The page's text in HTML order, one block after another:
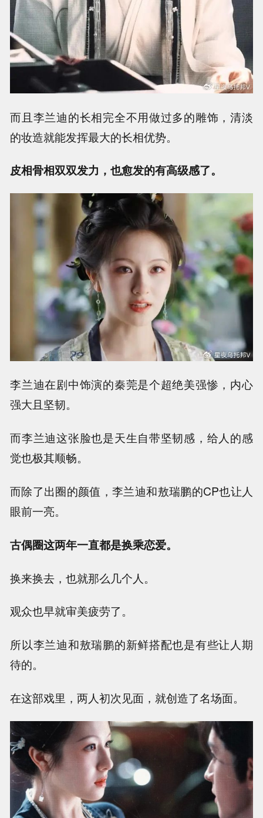
而且李兰迪的长相完全不用做过多的雕饰，清淡
的妆造就能发挥最大的长相优势。
皮相骨相双双发力，也愈发的有高级感了。
李兰迪在剧中饰演的秦莞是个超绝美强惨，内心
强大且坚韧。
而李兰迪这张脸也是天生自带坚韧感，给人的感
觉也极其顺畅。
而除了出圈的颜值，李兰迪和敖瑞鹏的CP也让人
眼前一亮。
古偶圈这两年一直都是换乘恋爱。
换来换去，也就那么几个人。
观众也早就审美疲劳了。
所以李兰迪和敖瑞鹏的新鲜搭配也是有些让人期
待的。
在这部戏里，两人初次见面，就创造了名场面。